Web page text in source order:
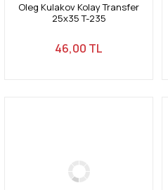
Oleg Kulakov Kolay Transfer
25x35 T-235
46,00 TL